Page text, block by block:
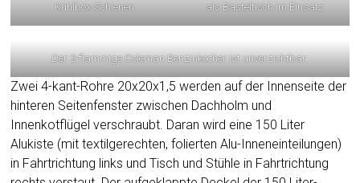
Kühlbox-Schienen.
als Basteltisch im Einsatz
Der 2-flammige Coleman Benzinkocher ist unverzichtbar.
Zwei 4-kant-Rohre 20x20x1,5 werden auf der Innenseite der
hinteren Seitenfenster zwischen Dachholm und
Innenkotflügel verschraubt. Daran wird eine 150 Liter
Alukiste (mit textilgerechten, folierten Alu-Inneneinteilungen)
in Fahrtrichtung links und Tisch und Stühle in Fahrtrichtung